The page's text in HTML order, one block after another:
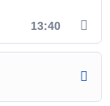
13:40